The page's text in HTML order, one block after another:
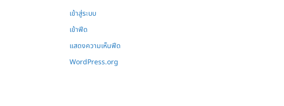
เข้าสู่ระบบ
เข้าฟีด
แสดงความเห็นฟีด
WordPress.org